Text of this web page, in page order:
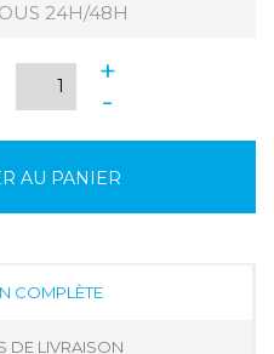
24H/48H
+
-
AU PANIER
COMPLÈTE
DE LIVRAISON